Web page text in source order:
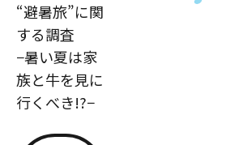
“避暑旅”に関
する調査
−暑い夏は家
族と牛を見に
行くべき!?−